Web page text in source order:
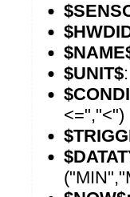
$UNIT$
<=","<")